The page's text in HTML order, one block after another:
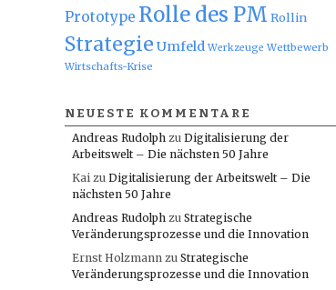
Prototype Rolle des PM Rollin
Strategie Umfeld Werkzeuge Wettbewerb
Wirtschafts-Krise
NEUESTE KOMMENTARE
Andreas Rudolph zu Digitalisierung der
Arbeitswelt – Die nächsten 50 Jahre
Kai zu Digitalisierung der Arbeitswelt – Die
nächsten 50 Jahre
Andreas Rudolph zu Strategische
Veränderungsprozesse und die Innovation
Ernst Holzmann zu Strategische
Veränderungsprozesse und die Innovation